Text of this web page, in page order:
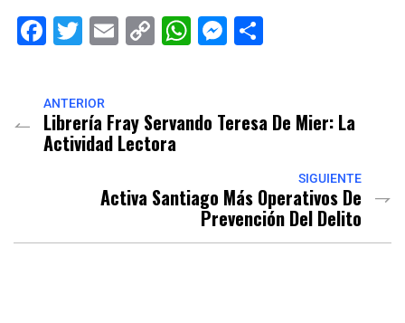
Facebook
Twitter
EmailCopyWhatsApp
Messenger
ANTERIOR
Librería Fray Servando Teresa De Mier: La
Actividad Lectora
SIGUIENTE
Activa Santiago Más Operativos De
Prevención Del Delito